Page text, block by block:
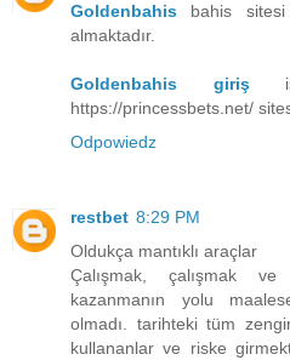
Goldenbahis bahis
almaktadır.
Goldenbahis giriş
https://princessbets.net/
Odpowiedz
restbet 8:29 PM
Oldukça mantıklı araçlar
Çalışmak, çalışmak
kazanmanın yolu
olmadı. tarihteki tüm
kullananlar ve riske